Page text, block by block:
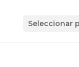
Seleccionar